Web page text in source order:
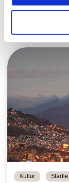
Kultur Städte